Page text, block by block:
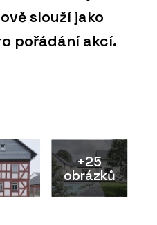
slouží jako
pořádání akcí.
+25
obrázků